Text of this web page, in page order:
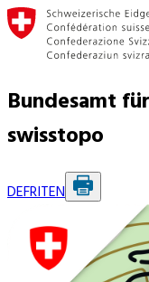
Bundesamt
swisstopo
DEFRITEN